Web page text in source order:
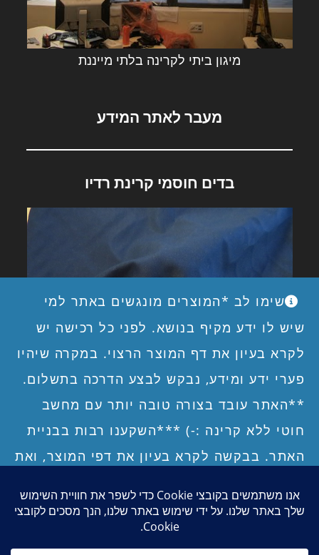
שימו לב *המוצרים מונגשים באתר למי
שיש לו ידע מקיף בנושא. לפני כל רכישה יש
לקרא בעיון את דף המוצר הרצוי. במקרה שיהיו
פערי ידע ומידע, נבקש לבצע הדרכה בתשלום.
**האתר עובד בצורה טובה יותר עם מחשב
חוטי ללא קרינה :-) ***השקענו רבות בבניית
האתר. בבקשה לקרא בעיון את דפי המוצר, ואת
השימוש במיגון האישי, תניאי השימוש בבדים
חוסמי קרינת רדיו, תנאי השימוש במיגון הביתי,
מיגון ביתי לקרינה בלתי מייננת
מעבר לאתר המידע
בדים חוסמי קרינת רדיו
דף הבית – ברוכים הבאים
יצירת קשר אודות מדוע לרכוש אצלנו?
משוב מלקוחות
מכירה סיטונאית